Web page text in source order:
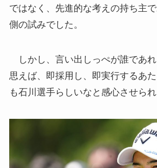
ではなく、先進的な考えの持ち主
側の試みでした。
しかし、言い出しっぺが誰であれ
思えば、即採用し、即実行するあ
も石川選手らしいなと感心させられ